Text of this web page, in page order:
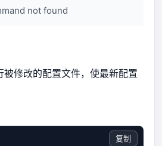
not found
修改的配置文件，使最新配置
复制